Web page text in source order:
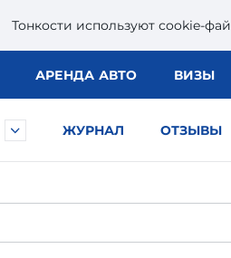
Тонкости используют сookie-
АРЕНДА АВТО ВИЗЫ
ЖУРНАЛ ОТЗЫВЫ